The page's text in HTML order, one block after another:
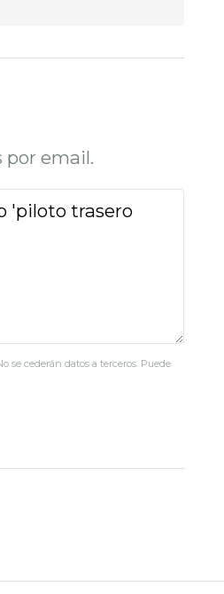
email.
se cederán datos a terceros. Puede